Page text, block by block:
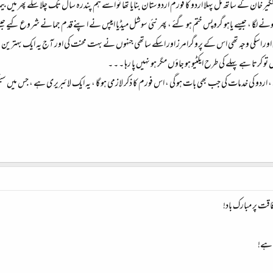
کے ساتھ مل پہلا اردو کا فورم اردوستان بنایا تھا تو اسے ہم پندرہ سال تک چلا سکے پھر میں
لگا ، جیسے یاہو گروپس ختم ہو گئے ، پھر نئی سوشل میڈیا ایپس نے اپنے قدم جمانے شروع کیے
اسکی وجہ تھی اس کے پروگرامرز اور اسکے ساتھی جنہوں نے بہت محنت کی اور آج یہ ایک بہترین
کرتا ہے پہلے کی طرح ایکٹیو ہو جاؤں مگر ہو نہیں پا رہا ۔ ۔ ۔
، اردو کی خدمات کی جب بھی بات ہو گی ، اس فورم کا ذکر لازمی ہو گا ، یہ ایک لائبریری ہے ، جس
پر مبارک باد!
ہے!